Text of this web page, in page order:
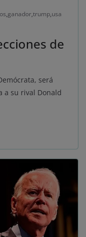
,ganador,trump,usa
de
será
a su rival Donald